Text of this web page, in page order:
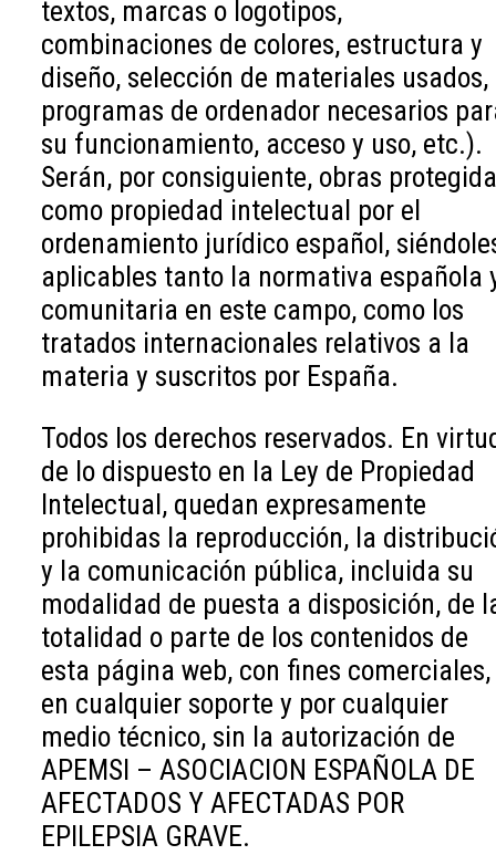
textos, marcas o logotipos,
combinaciones de colores, estructura y
diseño, selección de materiales usados,
programas de ordenador necesarios
su funcionamiento, acceso y uso, etc.).
Serán, por consiguiente, obras
como propiedad intelectual por el
ordenamiento jurídico español,
aplicables tanto la normativa española
comunitaria en este campo, como los
tratados internacionales relativos a la
materia y suscritos por España.
Todos los derechos reservados. En
de lo dispuesto en la Ley de Propiedad
Intelectual, quedan expresamente
prohibidas la reproducción, la
y la comunicación pública, incluida su
modalidad de puesta a disposición, de
totalidad o parte de los contenidos de
esta página web, con fines comerciales,
en cualquier soporte y por cualquier
medio técnico, sin la autorización de
APEMSI – ASOCIACION ESPAÑOLA DE
AFECTADOS Y AFECTADAS POR
EPILEPSIA GRAVE.